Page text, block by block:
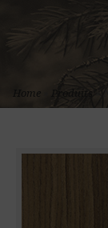
Home Produits